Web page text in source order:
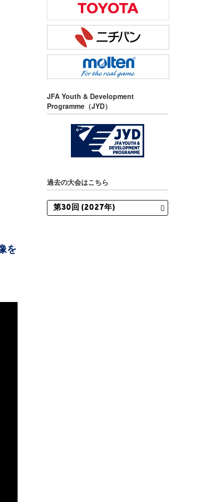
を
JFA Youth & Development
Programme（JYD）
過去の大会はこちら